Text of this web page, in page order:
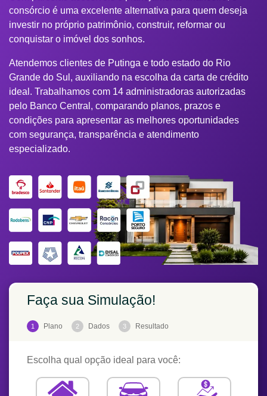
consórcio é uma excelente alternativa para quem deseja
investir no próprio patrimônio, construir, reformar ou
conquistar o imóvel dos sonhos.
Atendemos clientes de Putinga e todo estado do Rio
Grande do Sul, auxiliando na escolha da carta de crédito
ideal. Trabalhamos com 14 administradoras autorizadas
pelo Banco Central, comparando planos, prazos e
condições para apresentar as melhores oportunidades
com segurança, transparência e atendimento
especializado.
Faça sua Simulação!
1 Plano 2 Dados 3 Resultado
Escolha qual opção ideal para você: